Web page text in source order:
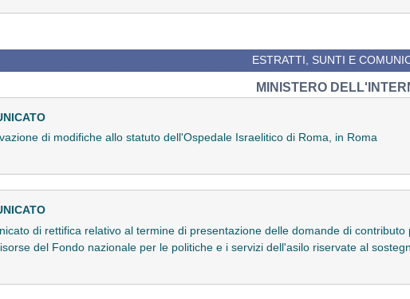
ESTRATTI, SUNTI E
MINISTERO
di modifiche allo statuto dell'Ospedale Israelitico di Roma, in Roma
di rettifica relativo al termine di presentazione delle domande di
del Fondo nazionale per le politiche e i servizi dell'asilo riservate al